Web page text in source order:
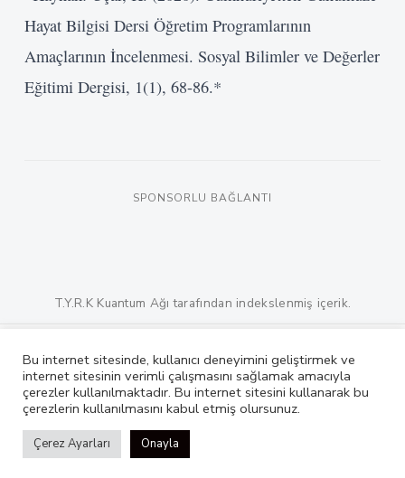
Hayat Bilgisi Dersi Öğretim Programlarının
Amaçlarının İncelenmesi. Sosyal Bilimler ve Değerler
Eğitimi Dergisi, 1(1), 68-86.*
SPONSORLU BAĞLANTI
T.Y.R.K Kuantum Ağı tarafından indekslenmiş içerik.
TYRK Nedir? Nasıl Çalışır?
© 2026 TYRK Teknoloji A.Ş. Tüm hakları saklıdır.
Bu internet sitesinde, kullanıcı deneyimini geliştirmek ve
internet sitesinin verimli çalışmasını sağlamak amacıyla
çerezler kullanılmaktadır. Bu internet sitesini kullanarak bu
çerezlerin kullanılmasını kabul etmiş olursunuz.
Çerez Ayarları Onayla